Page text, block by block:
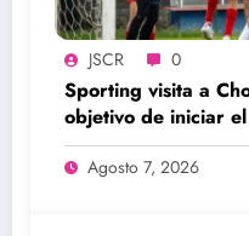
JSCR 0
Sporting visita a
objetivo de iniciar
una victoria
Agosto 7, 2026